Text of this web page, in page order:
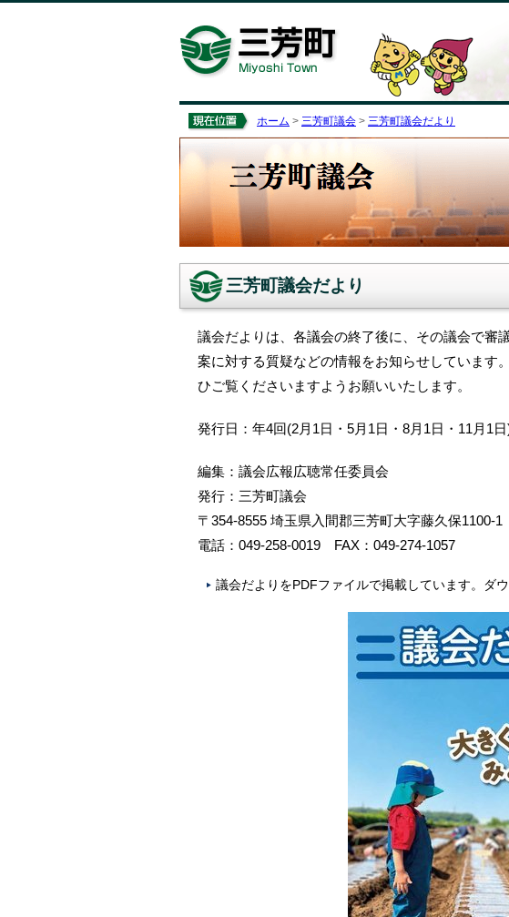
ホーム > 三芳町議会 > 三芳町議会だより
三芳町議会だより
議会だよりは、各議会の終了後に、その議会で審
案に対する質疑などの情報をお知らせしています
ひご覧くださいますようお願いいたします。
発行日：年4回(2月1日・5月1日・8月1日・11月1
編集：議会広報広聴常任委員会
発行：三芳町議会
〒354-8555 埼玉県入間郡三芳町大字藤久保1100-1
電話：049-258-0019 FAX：049-274-1057
議会だよりをPDFファイルで掲載しています。ダ